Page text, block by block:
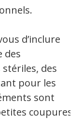
d’inclure
des
des
pour les
sont
coupures